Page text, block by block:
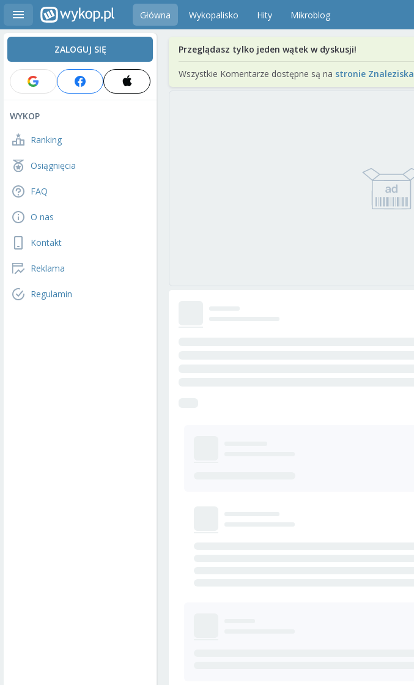
Główna Wykopalisko Hity Mikroblog
ZALOGUJ SIĘ
WYKOP
Ranking
Osiągnięcia
FAQ
O nas
Kontakt
Reklama
Regulamin
Przeglądasz tylko jeden wątek w dyskusji!
Wszystkie Komentarze dostępne są na stronie Znaleziska